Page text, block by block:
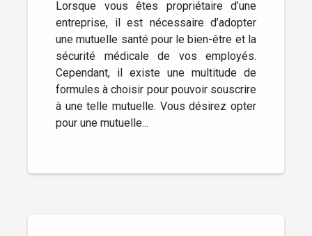
Lorsque vous êtes propriétaire d’une
entreprise, il est nécessaire d’adopter
une mutuelle santé pour le bien-être et la
sécurité médicale de vos employés.
Cependant, il existe une multitude de
formules à choisir pour pouvoir souscrire
à une telle mutuelle. Vous désirez opter
pour une mutuelle...